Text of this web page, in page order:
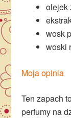
olejek
wosk
woski
Moja opinia
Ten zapach
perfumy na